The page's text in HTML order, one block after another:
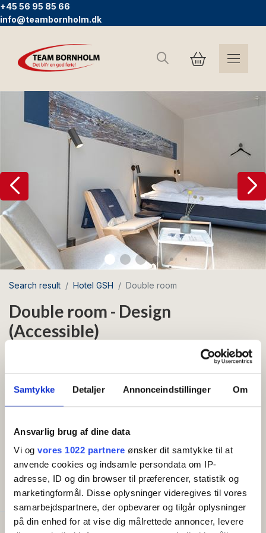
Samtykke Detaljer Annonceindstillinger Om
Ansvarlig brug af dine data
Vi og vores 1022 partnere ønsker dit samtykke til at
anvende cookies og indsamle persondata om IP-
adresse, ID og din browser til præferencer, statistik og
marketingformål. Disse oplysninger videregives til vores
samarbejdspartnere, der opbevarer og tilgår oplysninger
på din enhed for at vise dig målrettede annoncer, levere
+45 56 95 85 66
info@teambornholm.dk
Search
Search result Hotel GSH Double room
Double room - Design
(Accessible)
Beds 2 Free Wi-Fi
Double room with double bed and balcony
(Accessible)
AMENITIES